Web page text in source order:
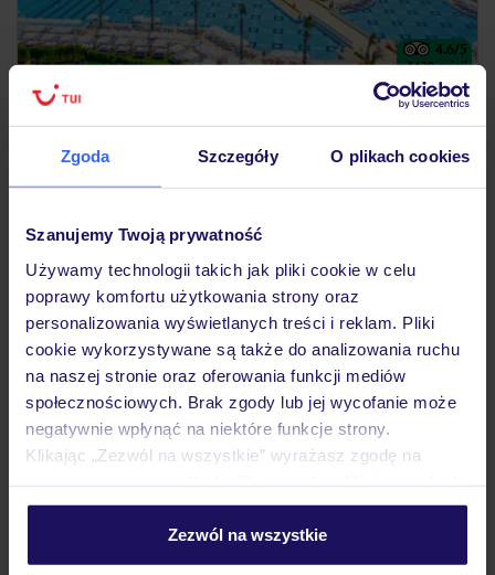
Zgoda Szczegóły O plikach cookies
Szanujemy Twoją prywatność
Używamy technologii takich jak pliki cookie w celu
poprawy komfortu użytkowania strony oraz
personalizowania wyświetlanych treści i reklam. Pliki
cookie wykorzystywane są także do analizowania ruchu
na naszej stronie oraz oferowania funkcji mediów
społecznościowych. Brak zgody lub jej wycofanie może
negatywnie wpłynąć na niektóre funkcje strony.
Klikając „Zezwól na wszystkie” wyrażasz zgodę na
personalizować swój wybór wchodząc w zakładkę
Szczegółowe informacje o plikach cookie znajdziesz
Zezwól na wszystkie
4.6/5
5629 opinii
Delphin Imperial
Aquapark
TURCJA RIWIERA TURECKA LARA
9 561 ZŁ
26.08.2026 - 02.09.2026 (7 noclegów)
All Inclusive
aquapark ze zjeżdżalniami
5% ZALICZKI LATO 2027